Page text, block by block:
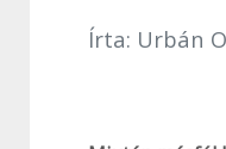
Írta: Urbán